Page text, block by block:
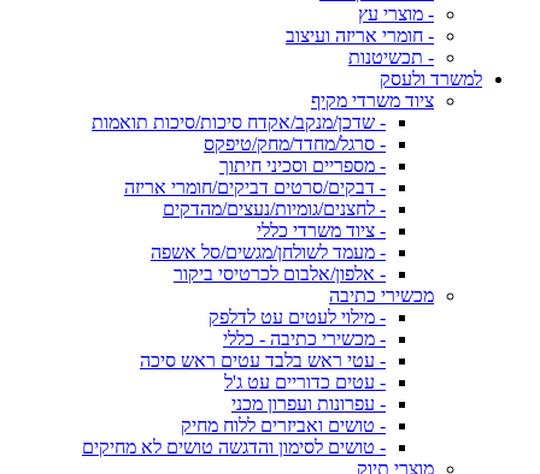
- מוצרי עץ
- חומרי אריזה ועיצוב
- תכשיטנות
למשרד ולעסק
ציוד משרדי מקיף
- שדכן/מנקב/אקדח סיכות/סיכות תואמות
- סרגל/מחדד/מחק/טיפקס
- מספריים וסכיני חיתוך
- דבקים/סרטים דביקים/חומרי אריזה
- לחצנים/גומיות/נעצים/מהדקים
- ציוד משרדי כללי
- מעמד לשולחן/מגשים/סל אשפה
- אלפון/אלבום לכרטיסי ביקור
מכשירי כתיבה
- מילוי לעטים עט לדלפק
- מכשירי כתיבה - כללי
- עטי ראש בלבד עטים ראש סיכה
- עטים כדוריים עט ג'ל
- עפרונות ועפרון מכני
- טושים ואביזרים ללוח מחיק
- טושים לסימון והדגשה טושים לא מחיקים
מוצרי תיוק